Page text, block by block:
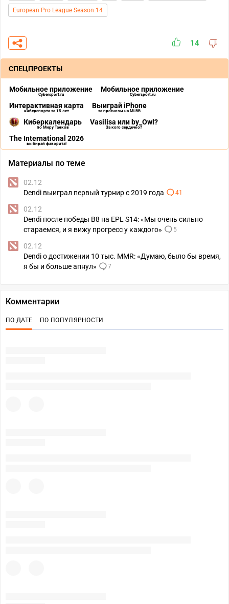
European Pro League Season 14
14
СПЕЦПРОЕКТЫ
Мобильное приложение
Cybersport.ru
Мобильное приложение
Cybersport.ru
Интерактивная карта
киберспорта за 15 лет
Выиграй iPhone
за прогнозы на MLBB
Киберкалендарь
по Миру Танков
Vasilisa или by_Owl?
За кого сердечко?
The International 2026
выбирай фаворита!
Материалы по теме
02.12
Dendi выиграл первый турнир с 2019 года
41
02.12
Dendi после победы B8 на EPL S14: «Мы очень сильно
стараемся, и я вижу прогресс у каждого»
5
02.12
Dendi о достижении 10 тыс. MMR: «Думаю, было бы время,
я бы и больше апнул»
7
Комментарии
ПО ДАТЕ ПО ПОПУЛЯРНОСТИ